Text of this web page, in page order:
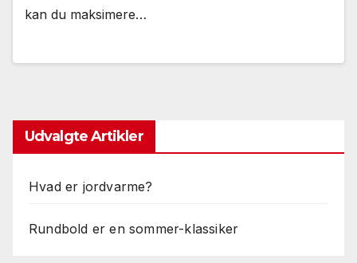
kan du maksimere…
Udvalgte Artikler
Hvad er jordvarme?
Rundbold er en sommer-klassiker